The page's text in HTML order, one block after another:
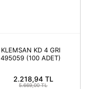
KLEMSAN KD 4 GRI
495059 (100 ADET)
2.218,94 TL
5.669,00 TL